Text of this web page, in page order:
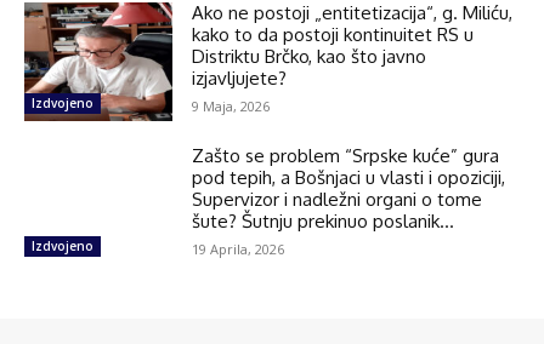
Izdvojeno
Ako ne postoji „entitetizacija“, g. Miliću,
kako to da postoji kontinuitet RS u
Distriktu Brčko, kao što javno
izjavljujete?
9 Maja, 2026
Izdvojeno
Zašto se problem “Srpske kuće” gura
pod tepih, a Bošnjaci u vlasti i opoziciji,
Supervizor i nadležni organi o tome
šute? Šutnju prekinuo poslanik...
19 Aprila, 2026